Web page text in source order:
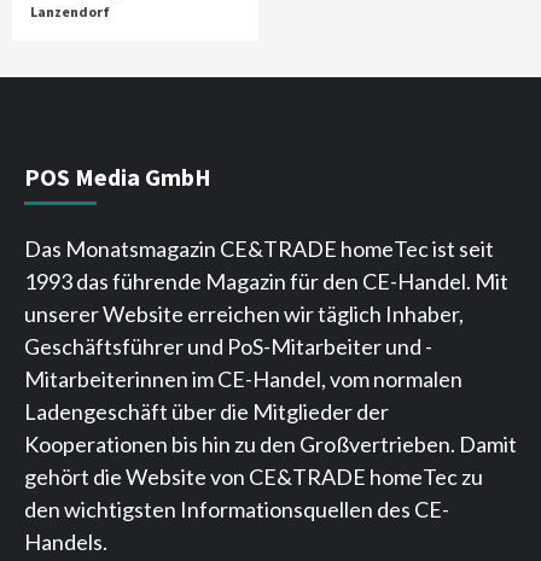
Lanzendorf
POS Media GmbH
Das Monatsmagazin CE&TRADE homeTec ist seit
1993 das führende Magazin für den CE-Handel. Mit
unserer Website erreichen wir täglich Inhaber,
Geschäftsführer und PoS-Mitarbeiter und -
Mitarbeiterinnen im CE-Handel, vom normalen
Ladengeschäft über die Mitglieder der
Kooperationen bis hin zu den Großvertrieben. Damit
gehört die Website von CE&TRADE homeTec zu
den wichtigsten Informationsquellen des CE-
Handels.